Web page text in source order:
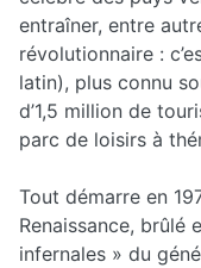
entraîner, entre
révolutionnaire :
latin), plus connu
d’1,5 million de
parc de loisirs à
Tout démarre en
Renaissance, brûlé
infernales » du